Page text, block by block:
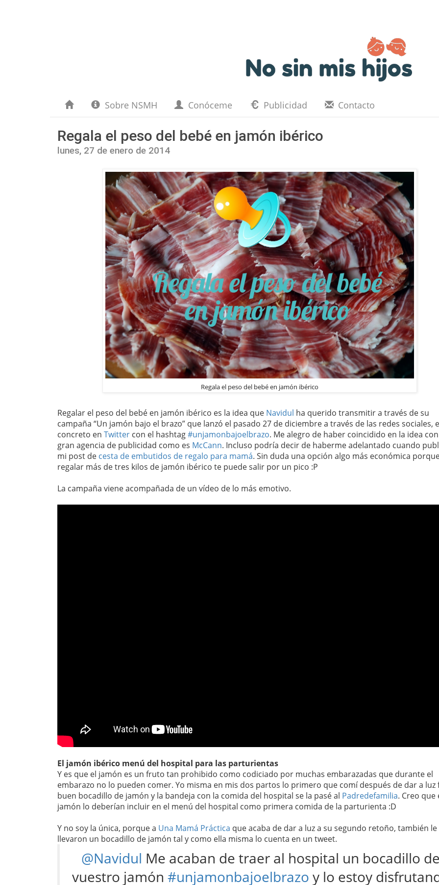
Sobre NSMH Conóceme Publicidad Contacto
Regala el peso del bebé en jamón ibérico
lunes, 27 de enero de 2014
Regala el peso del bebé en jamón ibérico
Regalar el peso del bebé en jamón ibérico es la idea que Navidul ha querido transmitir a través de su
campaña “Un jamón bajo el brazo” que lanzó el pasado 27 de diciembre a través de las redes sociales,
concreto en Twitter con el hashtag#unjamonbajoelbrazo. Me alegro de haber coincidido en la idea
gran agencia de publicidad como es McCann. Incluso podría decir de haberme adelantado cuando
mi post de cesta de embutidos de regalo para mamá. Sin duda una opción algo más económica
regalar más de tres kilos de jamón ibérico te puede salir por un pico :P
La campaña viene acompañada de un vídeo de lo más emotivo.
El jamón ibérico menú del hospital para las parturientas
Y es que el jamón es un fruto tan prohibido como codiciado por muchas embarazadas que durante el
embarazo no lo pueden comer. Yo misma en mis dos partos lo primero que comí después de dar a luz
buen bocadillo de jamón y la bandeja con la comida del hospital se la pasé al Padredefamilia. Creo que
jamón lo deberían incluir en el menú del hospital como primera comida de la parturienta :D
Y no soy la única, porque a Una Mamá Práctica que acaba de dar a luz a su segundo retoño, también le
llevaron un bocadillo de jamón tal y como ella misma lo cuenta en un tweet.
@Navidul Me acaban de traer al hospital un bocadillo de
vuestro jamón #unjamonbajoelbrazo y lo estoy